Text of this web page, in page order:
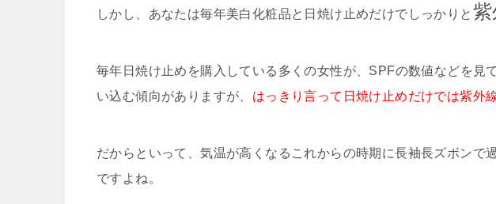
しかし、あなたは毎年美白化粧品と日焼け止めだけでしっかりと
毎年日焼け止めを購入している多くの女性が、SPFの数値などを見
い込む傾向がありますが、 はっきり言って日焼け止めだけでは紫外
だからといって、気温が高くなるこれからの時期に長袖長ズボンで
ですよね。